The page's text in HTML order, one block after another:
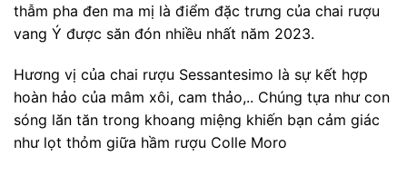
thẫm pha đen ma mị là điểm đặc trưng của chai rượu
vang Ý được săn đón nhiều nhất năm 2023.
Hương vị của chai rượu Sessantesimo là sự kết hợp
hoàn hảo của mâm xôi, cam thảo,.. Chúng tựa như con
sóng lăn tăn trong khoang miệng khiến bạn cảm giác
như lọt thỏm giữa hầm rượu Colle Moro